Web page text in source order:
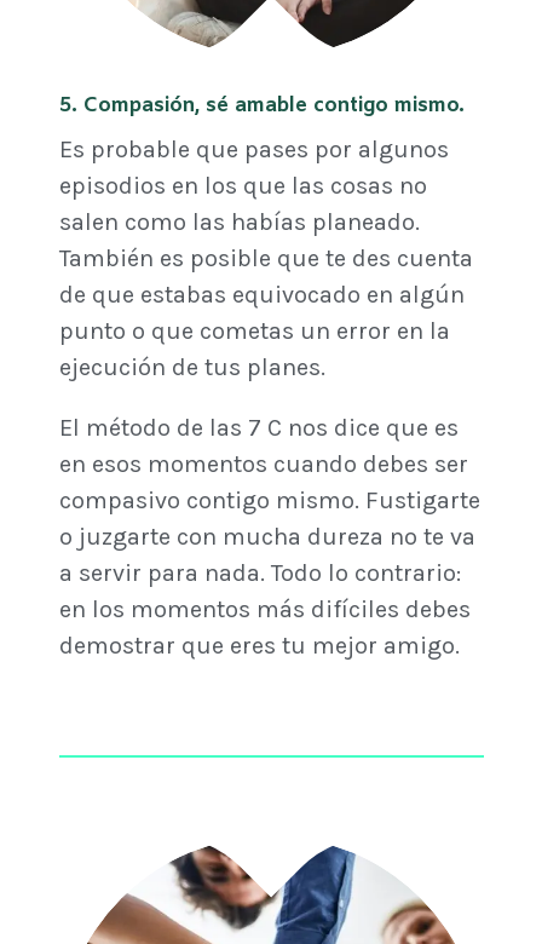
5. Compasión, sé amable contigo mismo.
Es probable que pases por algunos
episodios en los que las cosas no
salen como las habías planeado.
También es posible que te des cuenta
de que estabas equivocado en algún
punto o que cometas un error en la
ejecución de tus planes.
El método de las 7 C nos dice que es
en esos momentos cuando debes ser
compasivo contigo mismo. Fustigarte
o juzgarte con mucha dureza no te va
a servir para nada. Todo lo contrario:
en los momentos más difíciles debes
demostrar que eres tu mejor amigo.